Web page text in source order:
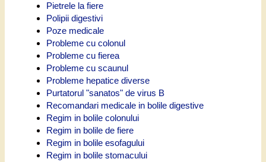
Pietrele la fiere
Polipii digestivi
Poze medicale
Probleme cu colonul
Probleme cu fierea
Probleme cu scaunul
Probleme hepatice diverse
Purtatorul "sanatos" de virus B
Recomandari medicale in bolile digestive
Regim in bolile colonului
Regim in bolile de fiere
Regim in bolile esofagului
Regim in bolile stomacului